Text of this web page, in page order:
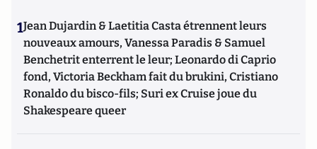
1Jean Dujardin & Laetitia Casta étrennent leurs
nouveaux amours, Vanessa Paradis & Samuel
Benchetrit enterrent le leur; Leonardo di Caprio
fond, Victoria Beckham fait du brukini, Cristiano
Ronaldo du bisco-fils; Suri ex Cruise joue du
Shakespeare queer